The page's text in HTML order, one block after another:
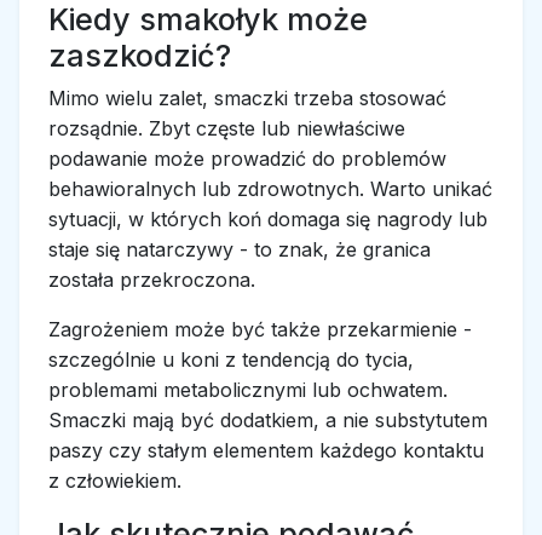
Kiedy smakołyk może
zaszkodzić?
Mimo wielu zalet, smaczki trzeba stosować
rozsądnie. Zbyt częste lub niewłaściwe
podawanie może prowadzić do problemów
behawioralnych lub zdrowotnych. Warto unikać
sytuacji, w których koń domaga się nagrody lub
staje się natarczywy - to znak, że granica
została przekroczona.
Zagrożeniem może być także przekarmienie -
szczególnie u koni z tendencją do tycia,
problemami metabolicznymi lub ochwatem.
Smaczki mają być dodatkiem, a nie substytutem
paszy czy stałym elementem każdego kontaktu
z człowiekiem.